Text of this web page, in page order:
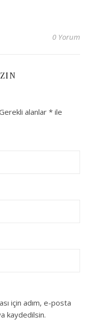
0 Yorum
alanlar* ile
için adım, e-posta
kaydedilsin.